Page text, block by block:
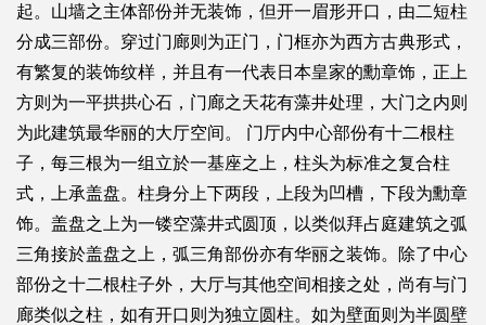
起。山墙之主体部份并无装饰，但开一眉形开口，由二短柱
分成三部份。穿过门廊则为正门，门框亦为西方古典形式，
有繁复的装饰纹样，并且有一代表日本皇家的勳章饰，正上
方则为一平拱拱心石，门廊之天花有藻井处理，大门之内则
为此建筑最华丽的大厅空间。 门厅内中心部份有十二根柱
子，每三根为一组立於一基座之上，柱头为标准之复合柱
式，上承盖盘。柱身分上下两段，上段为凹槽，下段为勳章
饰。盖盘之上为一镂空藻井式圆顶，以类似拜占庭建筑之弧
三角接於盖盘之上，弧三角部份亦有华丽之装饰。除了中心
部份之十二根柱子外，大厅与其他空间相接之处，尚有与门
廊类似之柱，如有开口则为独立圆柱。如为壁面则为半圆壁